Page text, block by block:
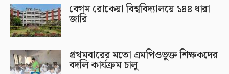
বেগম রোকেয়া বিশ্ববিদ্যালয়ে ১৪৪ ধারা
জারি
প্রথমবারের মতো এমপিওভুক্ত শিক্ষকদের
বদলি কার্যক্রম চালু